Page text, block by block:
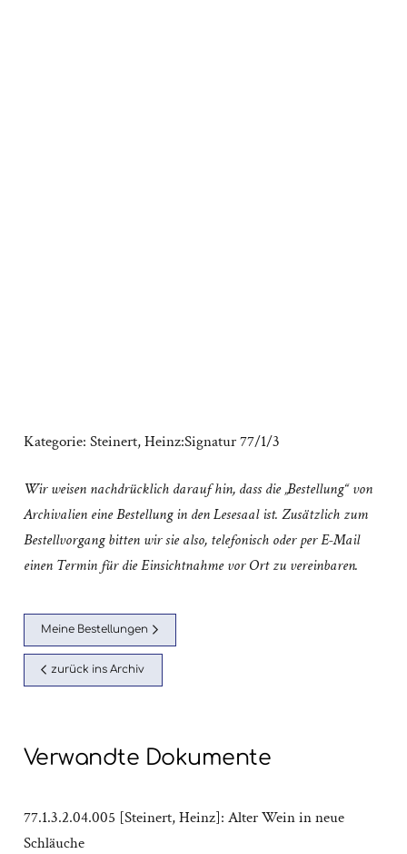
Kategorie: Steinert, Heinz:Signatur 77/1/3
Wir weisen nachdrücklich darauf hin, dass die „Bestellung“ von
Archivalien eine Bestellung in den Lesesaal ist. Zusätzlich zum
Bestellvorgang bitten wir sie also, telefonisch oder per E-Mail
einen Termin für die Einsichtnahme vor Ort zu vereinbaren.
Meine Bestellungen
zurück ins Archiv
Verwandte Dokumente
77.1.3.2.04.005 [Steinert, Heinz]: Alter Wein in neue
Schläuche